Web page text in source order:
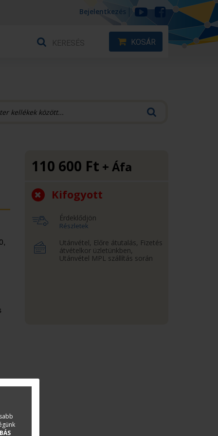
Bejelentkezés
KOSÁR
110 600 Ft + Áfa
Kifogyott
Érdeklődjön
Részletek
Utánvétel, Előre átutalás, Fizetés
átvételkor üzletünkben,
Utánvétel MPL szállítás során